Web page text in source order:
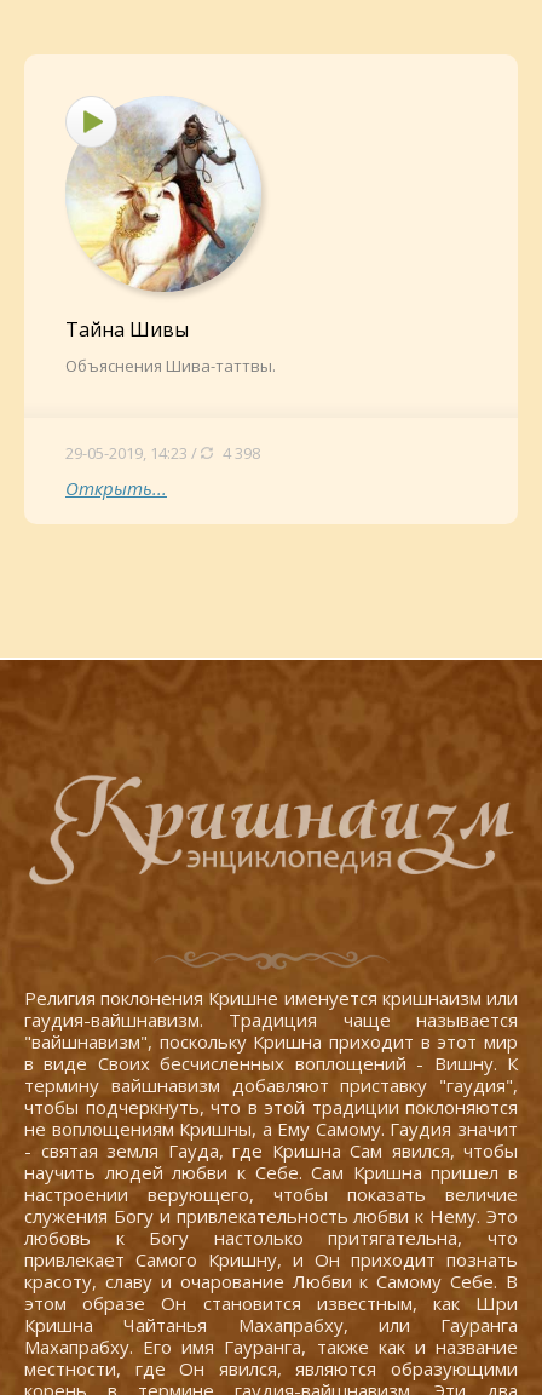
Тайна Шивы
Объяснения Шива-таттвы.
29-05-2019, 14:23 / 4 398
Открыть...
Религия поклонения Кришне именуется кришнаизм или
гаудия-вайшнавизм. Традиция чаще называется
"вайшнавизм", поскольку Кришна приходит в этот мир
в виде Своих бесчисленных воплощений - Вишну. К
термину вайшнавизм добавляют приставку "гаудия",
чтобы подчеркнуть, что в этой традиции поклоняются
не воплощениям Кришны, а Ему Самому. Гаудия значит
- святая земля Гауда, где Кришна Сам явился, чтобы
научить людей любви к Себе. Сам Кришна пришел в
настроении верующего, чтобы показать величие
служения Богу и привлекательность любви к Нему. Это
любовь к Богу настолько притягательна, что
привлекает Самого Кришну, и Он приходит познать
красоту, славу и очарование Любви к Самому Себе. В
этом образе Он становится известным, как Шри
Кришна Чайтанья Махапрабху, или Гауранга
Махапрабху. Его имя Гауранга, также как и название
местности, где Он явился, являются образующими
корень в термине гаудия-вайшнавизм. Эти два